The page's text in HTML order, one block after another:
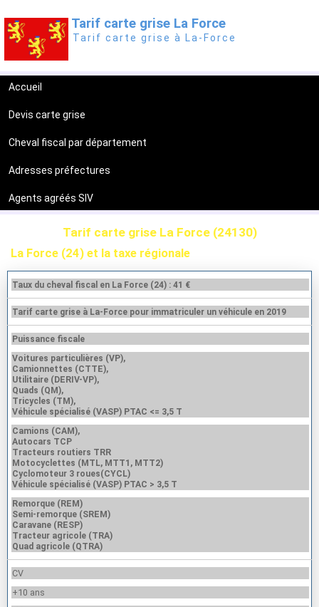
Tarif carte grise La Force
Tarif carte grise à La-Force
Accueil
Devis carte grise
Cheval fiscal par département
Adresses préfectures
Agents agréés SIV
Tarif carte grise La Force (24130)
La Force (24) et la taxe régionale
Taux du cheval fiscal en La Force (24) : 41 €
Tarif carte grise à La-Force pour immatriculer un véhicule en 2019
Puissance fiscale
Voitures particulières (VP),
Camionnettes (CTTE),
Utilitaire (DERIV-VP),
Quads (QM),
Tricycles (TM),
Véhicule spécialisé (VASP) PTAC <= 3,5 T
Camions (CAM),
Autocars TCP
Tracteurs routiers TRR
Motocyclettes (MTL, MTT1, MTT2)
Cyclomoteur 3 roues(CYCL)
Véhicule spécialisé (VASP) PTAC > 3,5 T
Remorque (REM)
Semi-remorque (SREM)
Caravane (RESP)
Tracteur agricole (TRA)
Quad agricole (QTRA)
CV
+10 ans